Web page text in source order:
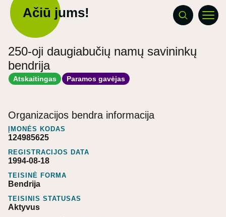
Ačiū jums!
250-oji daugiabučių namų savininkų
bendrija
Atskaitingas Paramos gavėjas
Organizacijos bendra informacija
ĮMONĖS KODAS
124985625
REGISTRACIJOS DATA
1994-08-18
TEISINĖ FORMA
Bendrija
TEISINIS STATUSAS
Aktyvus